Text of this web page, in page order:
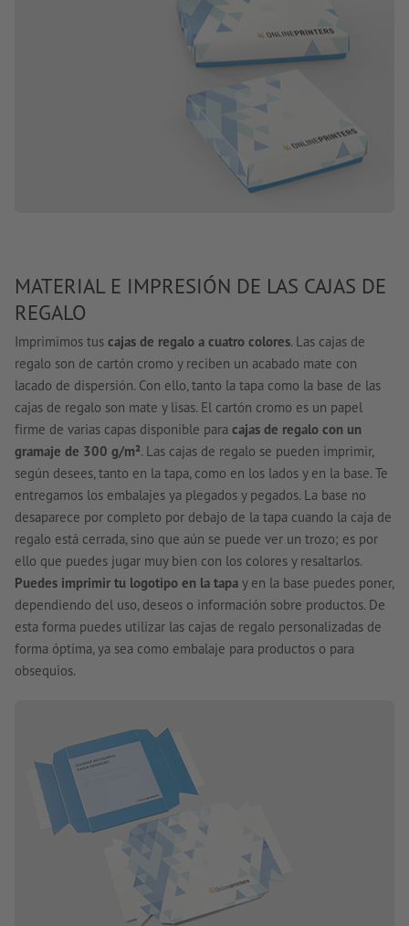
MATERIAL E IMPRESIÓN DE LAS CAJAS DE
REGALO
Imprimimos tus cajas de regalo a cuatro colores. Las cajas de
regalo son de cartón cromo y reciben un acabado mate con
lacado de dispersión. Con ello, tanto la tapa como la base de las
cajas de regalo son mate y lisas. El cartón cromo es un papel
firme de varias capas disponible para cajas de regalo con un
gramaje de 300 g/m². Las cajas de regalo se pueden imprimir,
según desees, tanto en la tapa, como en los lados y en la base. Te
entregamos los embalajes ya plegados y pegados. La base no
desaparece por completo por debajo de la tapa cuando la caja de
regalo está cerrada, sino que aún se puede ver un trozo; es por
ello que puedes jugar muy bien con los colores y resaltarlos.
Puedes imprimir tu logotipo en la tapa y en la base puedes poner,
dependiendo del uso, deseos o información sobre productos. De
esta forma puedes utilizar las cajas de regalo personalizadas de
forma óptima, ya sea como embalaje para productos o para
obsequios.